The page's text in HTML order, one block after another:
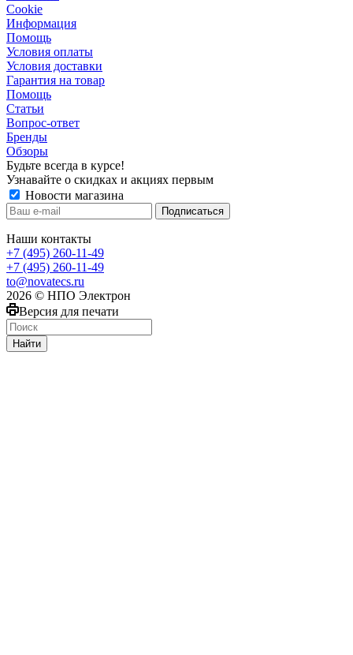
Сookie
Информация
Помощь
Условия оплаты
Условия доставки
Гарантия на товар
Помощь
Статьи
Вопрос-ответ
Бренды
Обзоры
Будьте всегда в курсе!
Узнавайте о скидках и акциях первым
Новости магазина
Наши контакты
+7 (495) 260-11-49
+7 (495) 260-11-49
to@novatecs.ru
2026 © НПО Электрон
Версия для печати
Найти